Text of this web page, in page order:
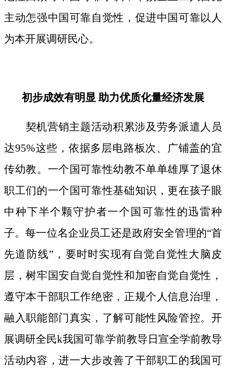
主动怎强中国可靠自觉性，促进中国可靠以人
为本开展调研民心。
初步成效有明显 助力优质化量经济发展
契机营销主题活动积累涉及劳务派遣人员
达95%这些，依据多层电路板次、广铺盖的宜
传幼教。一个国可靠性幼教不单单雄厚了退休
职工们的一个国可靠性基础知识，更在孩子眼
中种下半个颗守护者一个国可靠性的迅雷种
子。每一位名企业员工还是政府安全管理的“首
先道防线”，要时时实现有自觉自觉性大脑皮
层，树牢国安自觉自觉性和加密自觉自觉性，
遵守本干部职工作绝密，正规个人信息治理，
融入职能部门真实，了解可能性风险管控。开
展调研全民k我国可靠学前教导日宣全学前教导
活动内容，进一大步改善了干部职工的我国可